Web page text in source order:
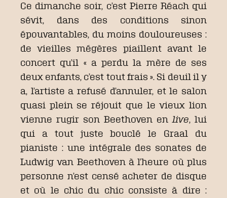
Ce dimanche soir, c’est Pierre Réach qui
sévit, dans des conditions sinon
épouvantables, du moins douloureuses :
de vieilles mégères piaillent avant le
concert qu’il « a perdu la mère de ses
deux enfants, c’est tout frais ». Si deuil il y
a, l’artiste a refusé d’annuler, et le salon
quasi plein se réjouit que le vieux lion
vienne rugir son Beethoven en live , lui
qui a tout juste bouclé le Graal du
pianiste : une intégrale des sonates de
Ludwig van Beethoven à l’heure où plus
personne n’est censé acheter de disque
et où le chic du chic consiste à dire :